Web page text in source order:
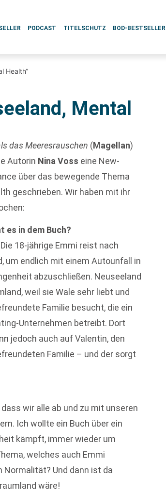
PODCAST TITELSCHUTZ BOD-BESTSELLER
Health“
Mental
das Meeresrauschen (Magellan)
Autorin Nina Voss eine New-
über das bewegende Thema
geschrieben. Wir haben mit ihr
es in dem Buch?
Die 18-jährige Emmi reist nach
um endlich mit einem Autounfall in
abzuschließen. Neuseeland
weil sie Wale sehr liebt und
Familie besucht, die ein
Unternehmen betreibt. Dort
jedoch auch auf Valentin, den
Familie – und der sorgt
wir alle ab und zu mit unseren
Ich wollte ein Buch über ein
kämpft, immer wieder um
welches auch Emmi
Und dann ist da
wäre!